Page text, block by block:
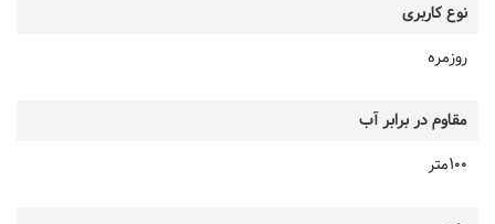
نوع کاربری
روزمره
مقاوم در برابر آب
100متر